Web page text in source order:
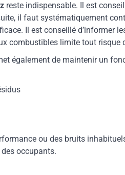
reste indispensable. Il est
il faut systématiquement
Il est conseillé d’informer
combustibles limite tout risque
également de maintenir un
ou des bruits
des occupants.